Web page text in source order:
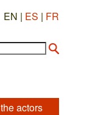
EN | ES | FR
actors